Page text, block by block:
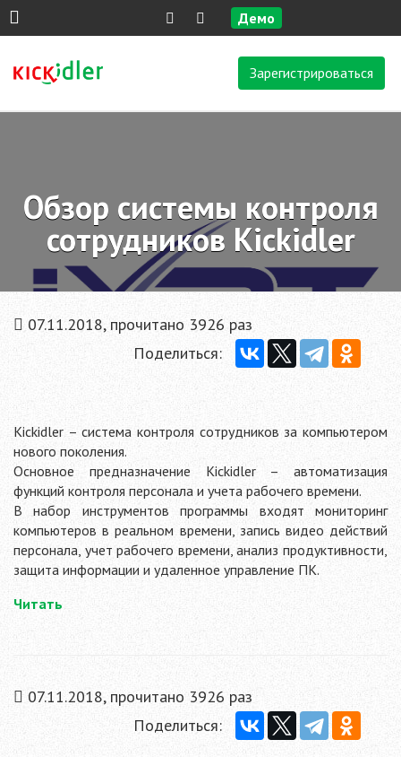
Демо
Зарегистрироваться
Обзор системы контроля
сотрудников Kickidler
07.11.2018, прочитано 3926 раз
Поделиться:
Kickidler – система контроля сотрудников за компьютером
нового поколения.
Основное предназначение Kickidler – автоматизация
функций контроля персонала и учета рабочего времени.
В набор инструментов программы входят мониторинг
компьютеров в реальном времени, запись видео действий
персонала, учет рабочего времени, анализ продуктивности,
защита информации и удаленное управление ПК.
Читать
07.11.2018, прочитано 3926 раз
Поделиться: